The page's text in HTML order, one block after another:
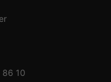
86 10